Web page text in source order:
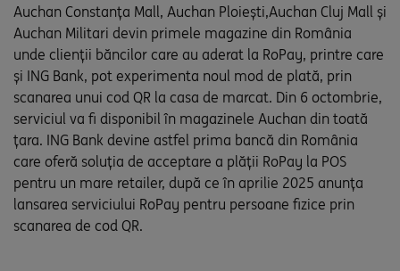
Auchan Constanța Mall, Auchan Ploiești,Auchan Cluj Mall și
Auchan Militari devin primele magazine din România
unde clienții băncilor care au aderat la RoPay, printre care
și ING Bank, pot experimenta noul mod de plată, prin
scanarea unui cod QR la casa de marcat. Din 6 octombrie,
serviciul va fi disponibil în magazinele Auchan din toată
țara. ING Bank devine astfel prima bancă din România
care oferă soluția de acceptare a plății RoPay la POS
pentru un mare retailer, după ce în aprilie 2025 anunța
lansarea serviciului RoPay pentru persoane fizice prin
scanarea de cod QR.